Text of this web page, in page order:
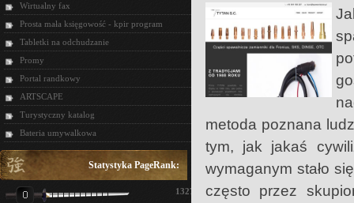
Wirtualny fax
Prosta mała księgowość - kpir program
Tabletki na odchudzanie
Promy
Portal randkowy
ARTSCAPE
Turystyczny katalog
Bateria umywalkowa
Statystyka PageRank:
1327
metoda poznana
tym, jak jakaś
wymaganym stało
często przez